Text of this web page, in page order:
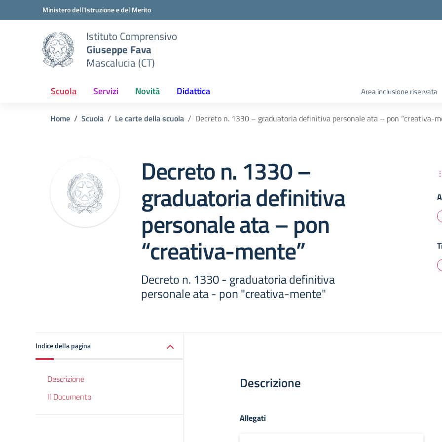
Vai ai contenuti
Vai al menu di navigazioneMinistero dell'Istruzione e del Merito
Istituto Comprensivo
Giuseppe Fava
Mascalucia (CT)
Scuola Servizi Novità Didattica Area inclusione riservata
Home Scuola Le carte della scuola Decreto n. 1330 – graduatoria definitiva personale ata – pon “creativa-
Decreto n. 1330 –
graduatoria definitiva
personale ata – pon
“creativa-mente”
Decreto n. 1330 - graduatoria definitiva
personale ata - pon "creativa-mente"
Indice della pagina
Descrizione
Il Documento
Descrizione
Allegati